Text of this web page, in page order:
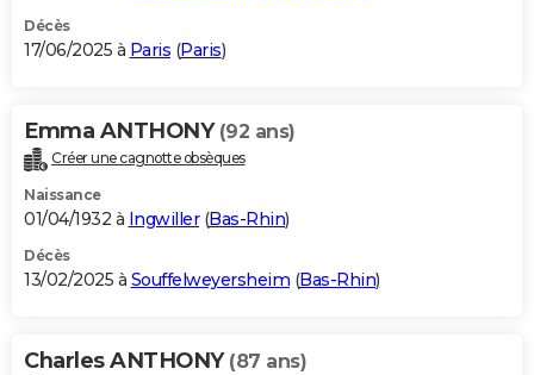
Décès
17/06/2025 à Paris (Paris)
Emma ANTHONY (92 ans)
Créer une cagnotte obsèques
Naissance
01/04/1932 à Ingwiller(Bas-Rhin)
Décès
13/02/2025 à Souffelweyersheim (Bas-Rhin)
Charles ANTHONY (87 ans)